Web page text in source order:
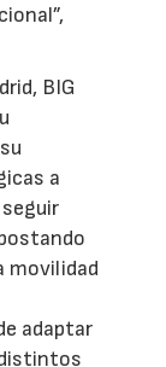
BIG
a
movilidad
adaptar